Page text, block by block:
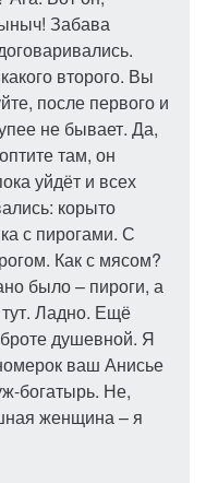
Забава
второго. Вы
после первого и
не бывает. Да,
там, он
уйдёт и всех
корыто
с пирогами. С
Как с мясом?
было – пироги, а
Ладно. Ещё
душевной. Я
ваш Анисье
богатырь. Не,
женщина – я